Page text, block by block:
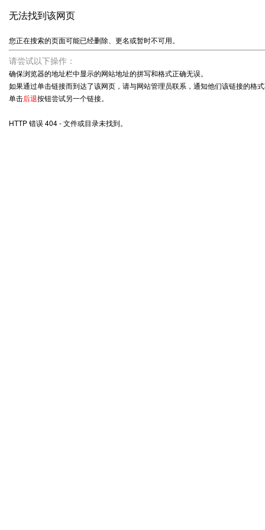
无法找到该网页
您正在搜索的页面可能已经删除、更名或暂时不可用。
请尝试以下操作：
确保浏览器的地址栏中显示的网站地址的拼写和格式正确无误。
如果通过单击链接而到达了该网页，请与网站管理员联系，通知他们该链接的格
单击后退按钮尝试另一个链接。
HTTP 错误 404 - 文件或目录未找到。